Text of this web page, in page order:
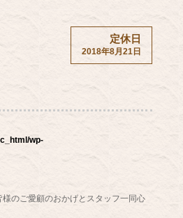
定休日
2018年8月21日
wp-
のご愛顧のおかげとスタッフ一同心